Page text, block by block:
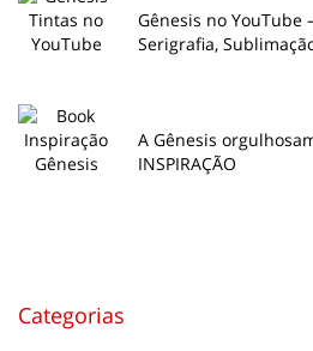
Gênesis no YouTube
Serigrafia,
A Gênesis
INSPIRAÇÃO
Categorias